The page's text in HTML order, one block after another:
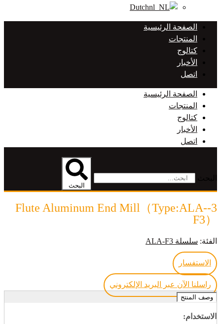
Dutch
الصفحة الرئيسية
المنتجات
كتالوج
الأخبار
اتصل
الصفحة الرئيسية
المنتجات
كتالوج
الأخبار
اتصل
البحث
3-Flute Aluminum End Mill（Type:ALA-
F3）
الفئة: سلسلة ALA-F3
الاستفسار
راسلنا الآن عبر البريد الإلكتروني
وصف المنتج
الاستخدام: